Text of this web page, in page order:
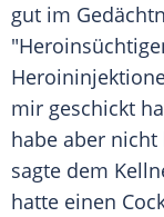
gut im
mir geschickt
habe aber nicht
sagte dem
hatte einen